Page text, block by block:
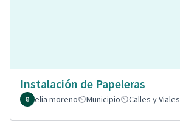
Instalación de Papeleras
elia moreno
Municipio Calles y Viales